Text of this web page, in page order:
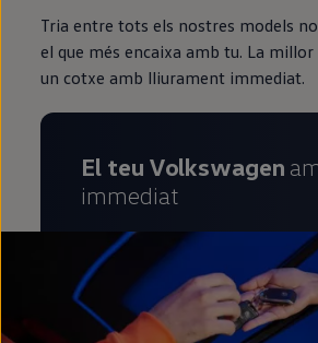
Tria entre tots els nostres models
el que més encaixa amb tu. La millor
un cotxe amb lliurament immediat.
El teu Volkswagen
immediat